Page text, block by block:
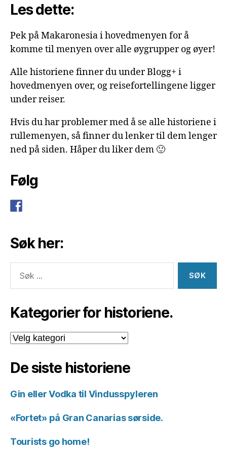
Les dette:
Pek på Makaronesia i hovedmenyen for å
komme til menyen over alle øygrupper og øyer!
Alle historiene finner du under Blogg+ i
hovedmenyen over, og reisefortellingene ligger
under reiser.
Hvis du har problemer med å se alle historiene i
rullemenyen, så finner du lenker til dem lenger
ned på siden. Håper du liker dem 🙂
Følg
Søk her:
etter:
Kategorier for historiene.
Kategorier
for
De siste historiene
Gin eller Vodka til Vindusspyleren
«Fortet» på Gran Canarias sørside.
Tourists go home!